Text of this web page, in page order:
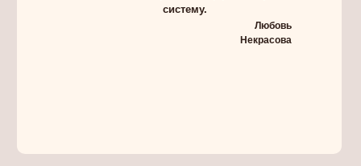
Любовь
Некрасова
систему.